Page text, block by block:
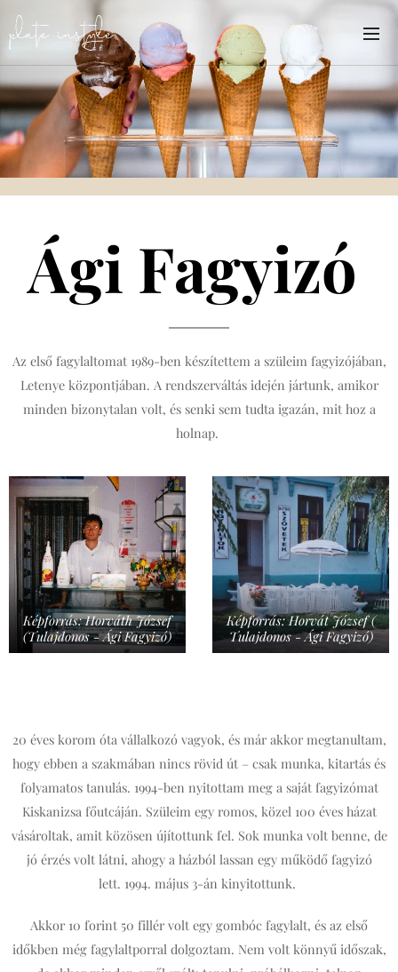
Ági Fagyizó
Az első fagylaltomat 1989-ben készítettem a szüleim fagyizójában,
Letenye központjában. A rendszerváltás idején jártunk, amikor
minden bizonytalan volt, és senki sem tudta igazán, mit hoz a
holnap.
Képforrás: Horváth József
(Tulajdonos - Ági Fagyizó)
Képforrás: Horvát József (
Tulajdonos - Ági Fagyizó)
20 éves korom óta vállalkozó vagyok, és már akkor megtanultam,
hogy ebben a szakmában nincs rövid út – csak munka, kitartás és
folyamatos tanulás. 1994-ben nyitottam meg a saját fagyizómat
Kiskanizsa főutcáján. Szüleim egy romos, közel 100 éves házat
vásároltak, amit közösen újítottunk fel. Sok munka volt benne, de
jó érzés volt látni, ahogy a házból lassan egy működő fagyizó
lett. 1994. május 3-án kinyitottunk.
Akkor 10 forint 50 fillér volt egy gombóc fagylalt, és az első
időkben még fagylaltporral dolgoztam. Nem volt könnyű időszak,